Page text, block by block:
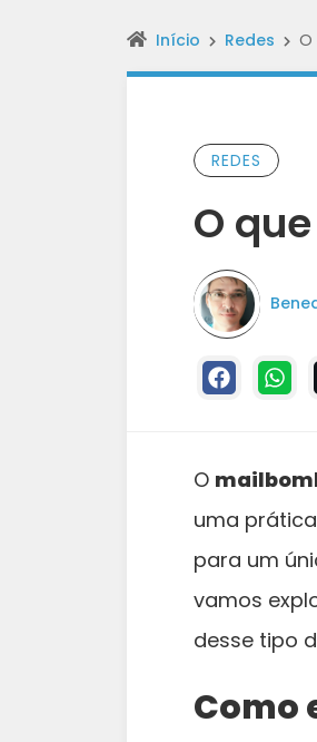
Início Redes O
REDES
O
O
uma
para um
vamos
desse tipo
Como